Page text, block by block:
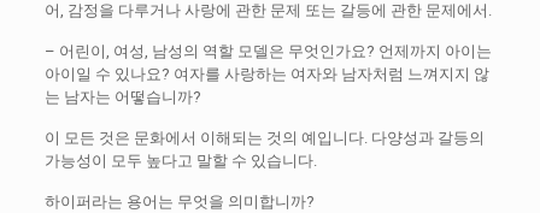
어, 감정을 다루거나 사랑에 관한 문제 또는 갈등에 관한 문제에서.
– 어린이, 여성, 남성의 역할 모델은 무엇인가요? 언제까지 아이는
아이일 수 있나요? 여자를 사랑하는 여자와 남자처럼 느껴지지 않
는 남자는 어떻습니까?
이 모든 것은 문화에서 이해되는 것의 예입니다. 다양성과 갈등의
가능성이 모두 높다고 말할 수 있습니다.
하이퍼라는 용어는 무엇을 의미합니까?